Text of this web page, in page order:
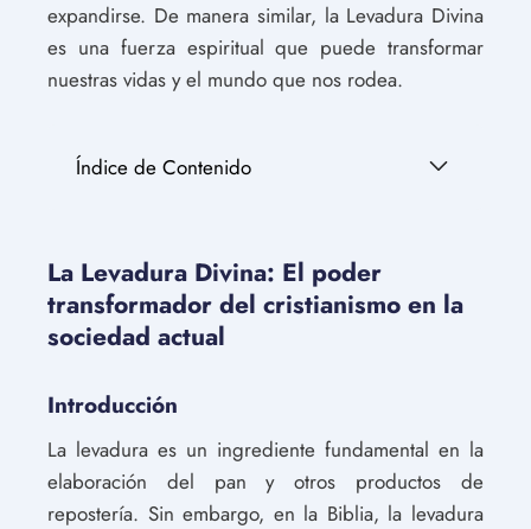
expandirse. De manera similar, la Levadura Divina
es una fuerza espiritual que puede transformar
nuestras vidas y el mundo que nos rodea.
Índice de Contenido
La Levadura Divina: El poder
transformador del cristianismo en la
sociedad actual
Introducción
La levadura es un ingrediente fundamental en la
elaboración del pan y otros productos de
repostería. Sin embargo, en la Biblia, la levadura